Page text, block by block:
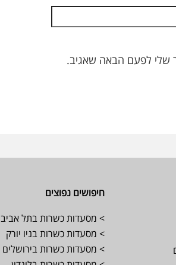
שלי לפעם הבאה שאגיב.
חיפושים נפוצים
> מסעדות כשרות בתל אביב
> מסעדות כשרות בניו יורק
> מסעדות כשרות בירושלים